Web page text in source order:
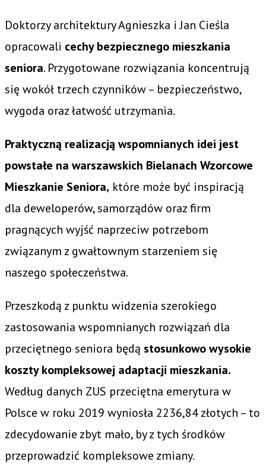
Doktorzy architektury Agnieszka i Jan Cieśla
opracowali cechy bezpiecznego mieszkania
seniora. Przygotowane rozwiązania koncentrują
się wokół trzech czynników – bezpieczeństwo,
wygoda oraz łatwość utrzymania.
Praktyczną realizacją wspomnianych idei jest
powstałe na warszawskich Bielanach Wzorcowe
Mieszkanie Seniora, które może być inspiracją
dla deweloperów, samorządów oraz firm
pragnących wyjść naprzeciw potrzebom
związanym z gwałtownym starzeniem się
naszego społeczeństwa.
Przeszkodą z punktu widzenia szerokiego
zastosowania wspomnianych rozwiązań dla
przeciętnego seniora będą stosunkowo wysokie
koszty kompleksowej adaptacji mieszkania.
Według danych ZUS przeciętna emerytura w
Polsce w roku 2019 wyniosła 2236,84 złotych – to
zdecydowanie zbyt mało, by z tych środków
przeprowadzić kompleksowe zmiany.